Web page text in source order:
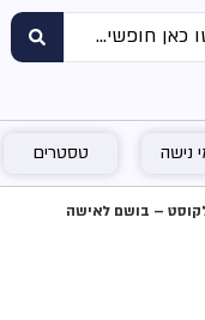
טסטרים